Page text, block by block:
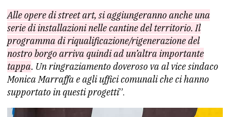
Alle opere di street art, si aggiungeranno anche una
serie di installazioni nelle cantine del territorio. Il
programma di riqualificazione/rigenerazione del
nostro borgo arriva quindi ad un’altra importante
tappa. Un ringraziamento doveroso va al vice sindaco
Monica Marraffa e agli uffici comunali che ci hanno
supportato in questi progetti”.